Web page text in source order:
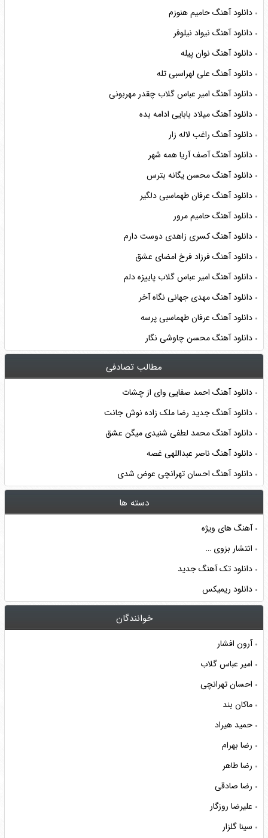
دانلود آهنگ حامیم هنوزم
دانلود آهنگ نیواد نیلوفر
دانلود آهنگ نوان پیله
دانلود آهنگ علی لهراسبی تله
دانلود آهنگ امیر عباس گلاب چقدر مهربونی
دانلود آهنگ میلاد بابایی ادامه بده
دانلود آهنگ راغب لاله زار
دانلود آهنگ آصف آریا همه شهر
دانلود آهنگ محسن یگانه بترس
دانلود آهنگ عرفان طهماسبی دلگیر
دانلود آهنگ حامیم مرور
دانلود آهنگ کسری زاهدی دوست دارم
دانلود آهنگ فرزاد فرخ امضای عشق
دانلود آهنگ امیر عباس گلاب پاییزه دلم
دانلود آهنگ مهدی جهانی نگاه آخر
دانلود آهنگ عرفان طهماسبی پرسه
دانلود آهنگ محسن چاوشی نگار
مطالب تصادفی
دانلود آهنگ احمد صفایی وای از چشات
دانلود آهنگ جدید رضا ملک زاده نوش جانت
دانلود آهنگ محمد لطفی شنیدی میگن عشق
دانلود آهنگ ناصر عبداللهی غصه
دانلود آهنگ احسان تهرانچی عوض شدی
دسته ها
آهنگ های ویژه
انتشار بزوی …
دانلود تک آهنگ جدید
دانلود ریمیکس
خوانندگان
آرون افشار
امیر عباس گلاب
احسان تهرانچی
ماکان بند
حمید هیراد
رضا بهرام
رضا طاهر
رضا صادقی
علیرضا روزگار
سینا گلزار